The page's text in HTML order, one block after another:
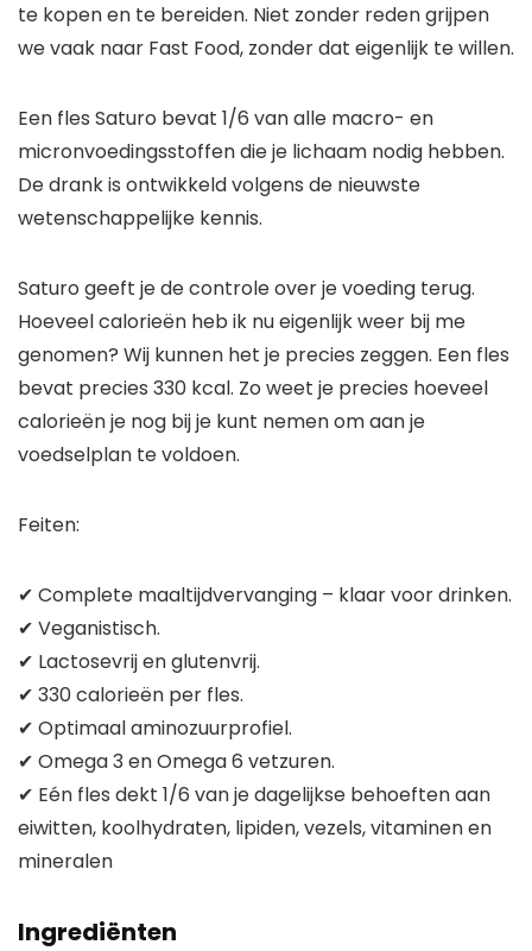
te kopen en te bereiden. Niet zonder reden grijpen
we vaak naar Fast Food, zonder dat eigenlijk te willen.
Een fles Saturo bevat 1/6 van alle macro- en
micronvoedingsstoffen die je lichaam nodig hebben.
De drank is ontwikkeld volgens de nieuwste
wetenschappelijke kennis.
Saturo geeft je de controle over je voeding terug.
Hoeveel calorieën heb ik nu eigenlijk weer bij me
genomen? Wij kunnen het je precies zeggen. Een fles
bevat precies 330 kcal. Zo weet je precies hoeveel
calorieën je nog bij je kunt nemen om aan je
voedselplan te voldoen.
Feiten:
✔ Complete maaltijdvervanging – klaar voor drinken.
✔ Veganistisch.
✔ Lactosevrij en glutenvrij.
✔ 330 calorieën per fles.
✔ Optimaal aminozuurprofiel.
✔ Omega 3 en Omega 6 vetzuren.
✔ Eén fles dekt 1/6 van je dagelijkse behoeften aan
eiwitten, koolhydraten, lipiden, vezels, vitaminen en
mineralen
Ingrediënten